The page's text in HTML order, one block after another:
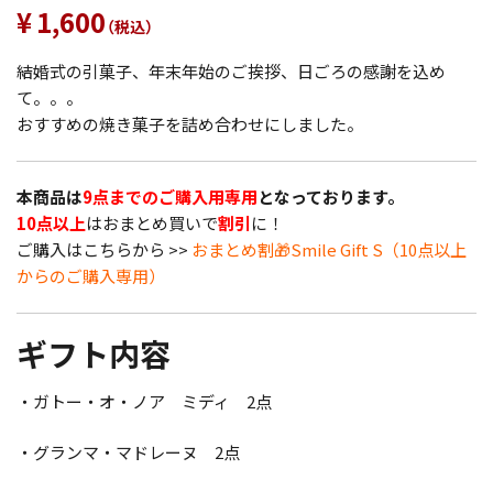
1,600（税込）
結婚式の引菓子、年末年始のご挨拶、日ごろの感謝を込め
て。。。
おすすめの焼き菓子を詰め合わせにしました。
本商品は9点までのご購入用専用となっております。
10点以上はおまとめ買いで割引に！
ご購入はこちらから >> おまとめ割🎁Smile Gift S（10点以上
からのご購入専用）
ギフト内容
・ガトー・オ・ノア ミディ 2点
・グランマ・マドレーヌ 2点